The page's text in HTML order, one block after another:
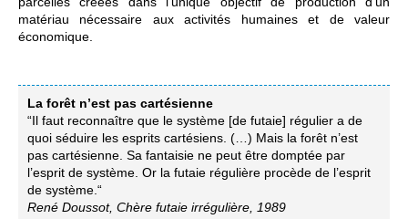
matériau nécessaire aux activités humaines et de valeur
économique.
La forêt n’est pas cartésienne
“Il faut reconnaître que le système [de futaie] régulier a de
quoi séduire les esprits cartésiens. (…) Mais la forêt n’est
pas cartésienne. Sa fantaisie ne peut être domptée par
l’esprit de système. Or la futaie régulière procède de l’esprit
de système.“
René Doussot, Chère futaie irrégulière, 1989